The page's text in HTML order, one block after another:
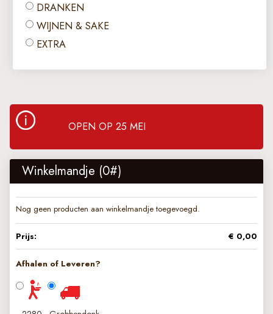
DRANKEN
WIJNEN & SAKE
EXTRA
OPEN OP 25 MEI
Winkelmandje (0#)
Nog geen producten aan winkelmandje toegevoegd.
Prijs: € 0,00
Afhalen of Leveren?